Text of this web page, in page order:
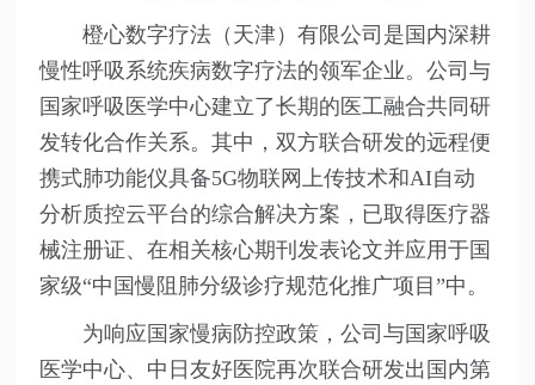
橙心数字疗法（天津）有限公司是国内深耕
慢性呼吸系统疾病数字疗法的领军企业。公司与
国家呼吸医学中心建立了长期的医工融合共同研
发转化合作关系。其中，双方联合研发的远程便
携式肺功能仪具备5G物联网上传技术和AI自动
分析质控云平台的综合解决方案，已取得医疗器
械注册证、在相关核心期刊发表论文并应用于国
家级“中国慢阻肺分级诊疗规范化推广项目”中。
为响应国家慢病防控政策，公司与国家呼吸
医学中心、中日友好医院再次联合研发出国内第